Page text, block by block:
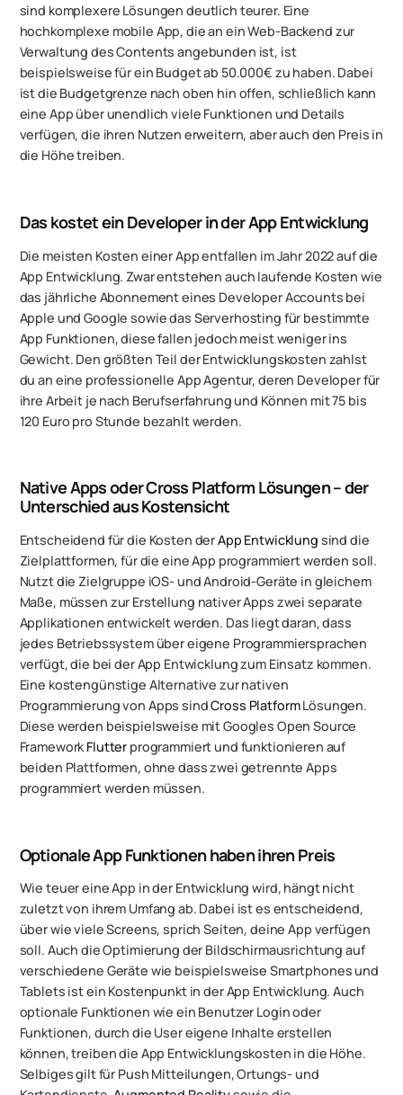
sind komplexere Lösungen deutlich teurer. Eine
hochkomplexe mobile App, die an ein Web-Backend zur
Verwaltung des Contents angebunden ist, ist
beispielsweise für ein Budget ab 50.000€ zu haben. Dabei
ist die Budgetgrenze nach oben hin offen, schließlich kann
eine App über unendlich viele Funktionen und Details
verfügen, die ihren Nutzen erweitern, aber auch den Preis in
die Höhe treiben.
Das kostet ein Developer in der App Entwicklung
Die meisten Kosten einer App entfallen im Jahr 2022 auf die
App Entwicklung. Zwar entstehen auch laufende Kosten wie
das jährliche Abonnement eines Developer Accounts bei
Apple und Google sowie das Serverhosting für bestimmte
App Funktionen, diese fallen jedoch meist weniger ins
Gewicht. Den größten Teil der Entwicklungskosten zahlst
du an eine professionelle App Agentur, deren Developer für
ihre Arbeit je nach Berufserfahrung und Können mit 75 bis
120 Euro pro Stunde bezahlt werden.
Native Apps oder Cross Platform Lösungen – der
Unterschied aus Kostensicht
Entscheidend für die Kosten derApp Entwicklung sind die
Zielplattformen, für die eine App programmiert werden soll.
Nutzt die Zielgruppe iOS- und Android-Geräte in gleichem
Maße, müssen zur Erstellung nativer Apps zwei separate
Applikationen entwickelt werden. Das liegt daran, dass
jedes Betriebssystem über eigene Programmiersprachen
verfügt, die bei der App Entwicklung zum Einsatz kommen.
Eine kostengünstige Alternative zur nativen
Programmierung von Apps sindCross PlatformLösungen.
Diese werden beispielsweise mit Googles Open Source
Framework Flutter programmiert und funktionieren auf
beiden Plattformen, ohne dass zwei getrennte Apps
programmiert werden müssen.
Optionale App Funktionen haben ihren Preis
Wie teuer eine App in der Entwicklung wird, hängt nicht
zuletzt von ihrem Umfang ab. Dabei ist es entscheidend,
über wie viele Screens, sprich Seiten, deine App verfügen
soll. Auch die Optimierung der Bildschirmausrichtung auf
verschiedene Geräte wie beispielsweise Smartphones und
Tablets ist ein Kostenpunkt in der App Entwicklung. Auch
optionale Funktionen wie ein Benutzer Login oder
Funktionen, durch die User eigene Inhalte erstellen
können, treiben die App Entwicklungskosten in die Höhe.
Selbiges gilt für Push Mitteilungen, Ortungs- und